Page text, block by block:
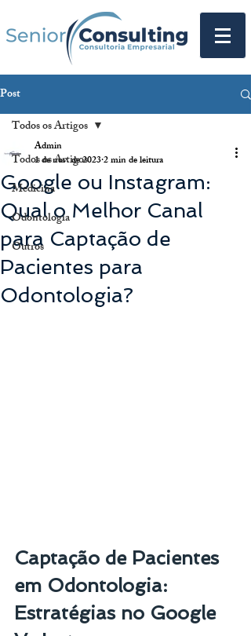
Post
Todos os Artigos
Medicina
Odontologia
Outros
Todos os Artigos
Google ou Instagram:
Qual o Melhor Canal
para Captação de
Pacientes para
Odontologia?
Admin
1 de nov. de 20232 min de leitura
Captação de Pacientes
em Odontologia:
Estratégias no Google